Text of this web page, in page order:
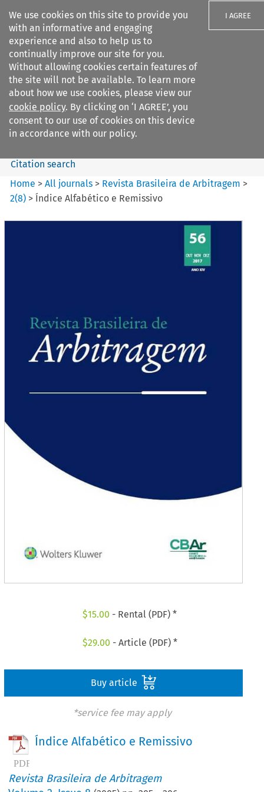
We use cookies on this site to provide you
with an informative and engaging
experience and also to help us to
continually improve our site for you.
Without allowing cookies certain features of
the site will not be available. To learn more
about how we use cookies, please view our
cookie policy. By clicking on ‘I AGREE’, you
consent to our use of cookies on this device
in accordance with our policy.
I AGREE
Search filters
Revista Brasileira de
Arbitragem
Search content
Citation search
Home >All journals > Revista Brasileira de Arbitragem >
2(8) >Índice Alfabético e Remissivo
$15.00 - Rental (PDF) *
$29.00 - Article (PDF) *
Buy article
*service fee may apply
Índice Alfabético e Remissivo
Revista Brasileira de Arbitragem